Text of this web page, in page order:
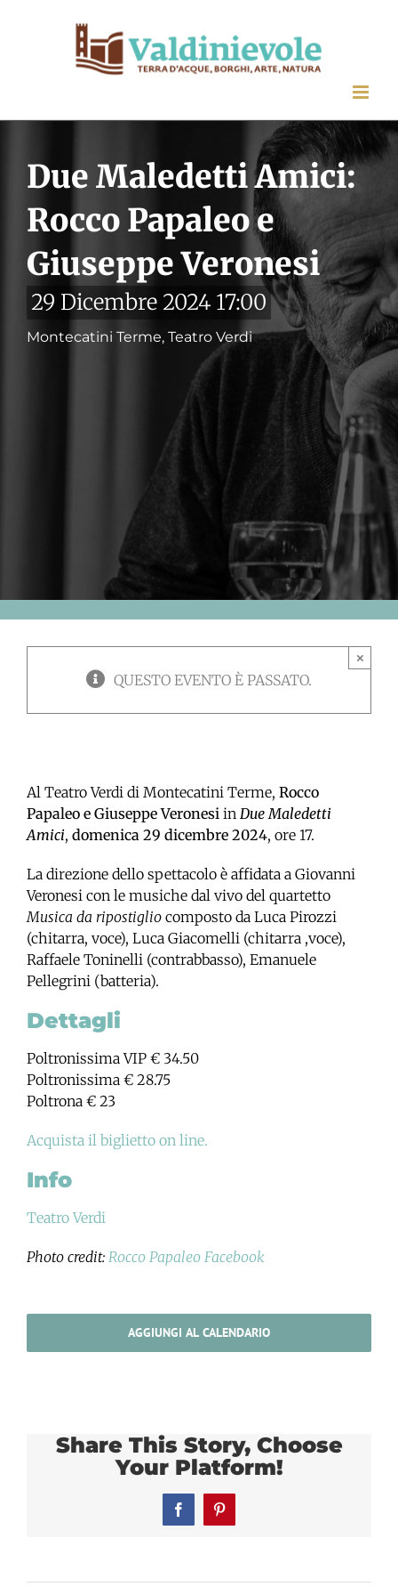
Due Maledetti Amici:
Rocco Papaleo e
Giuseppe Veronesi
29 Dicembre 2024 17:00
Montecatini Terme, Teatro Verdi
QUESTO EVENTO È PASSATO.
×
Al Teatro Verdi di Montecatini Terme, Rocco
Papaleo e Giuseppe Veronesi in Due Maledetti
Amici, domenica 29 dicembre 2024, ore 17.
La direzione dello spettacolo è affidata a Giovanni
Veronesi con le musiche dal vivo del quartetto
Musica da ripostiglio composto da Luca Pirozzi
(chitarra, voce), Luca Giacomelli (chitarra ,voce),
Raffaele Toninelli (contrabbasso), Emanuele
Pellegrini (batteria).
Dettagli
Poltronissima VIP € 34.50
Poltronissima € 28.75
Poltrona € 23
Acquista il biglietto on line.
Info
Teatro Verdi
Photo credit: Rocco Papaleo Facebook
AGGIUNGI AL CALENDARIO
Share This Story, Choose
Your Platform!
FacebookPinterest